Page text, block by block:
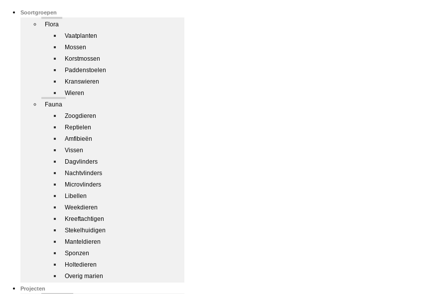
Soortgroepen
Flora
Vaatplanten
Mossen
Korstmossen
Paddenstoelen
Kranswieren
Wieren
Fauna
Zoogdieren
Reptielen
Amfibieën
Vissen
Dagvlinders
Nachtvlinders
Microvlinders
Libellen
Weekdieren
Kreeftachtigen
Stekelhuidigen
Manteldieren
Sponzen
Holtedieren
Overig marien
Projecten